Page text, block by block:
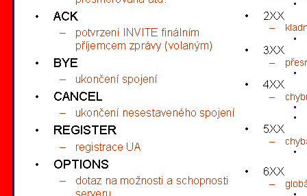
články z roku 2025
články z roku 2024
články z roku 2023
články z roku 2022
články z roku 2021
články z roku 2020
články z roku 2019
články z roku 2018
články z roku 2017
články z roku 2016
články z roku 2015
články z roku 2014
články z roku 2013
články z roku 2012